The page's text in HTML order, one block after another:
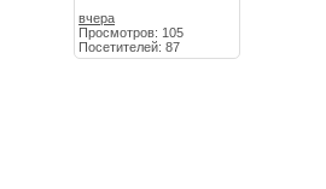
вчера
Просмотров: 105
Посетителей: 87